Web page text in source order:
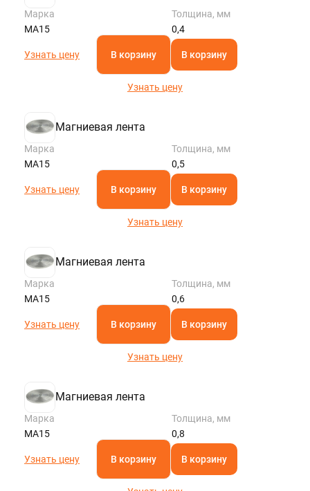
Марка
МА15
Толщина, мм
0,4
Узнать цену В корзину В корзину
Узнать цену
Магниевая лента
Марка
МА15
Толщина, мм
0,5
Узнать цену В корзину В корзину
Узнать цену
Магниевая лента
Марка
МА15
Толщина, мм
0,6
Узнать цену В корзину В корзину
Узнать цену
Магниевая лента
Марка
МА15
Толщина, мм
0,8
Узнать цену В корзину В корзину